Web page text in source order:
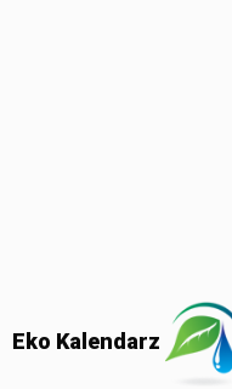
Eko Kalendarz